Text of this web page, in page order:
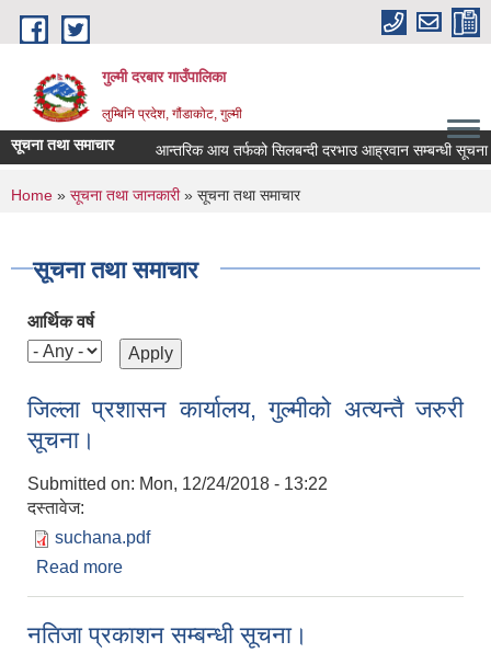
Skip to main content
गुल्मी दरबार गाउँपालिका
लुम्बिनि प्रदेश, गौंडाकोट, गुल्मी
सूचना तथा समाचार आन्तरिक आय तर्फको सिलबन्दी दरभाउ आह्रवान सम्बन्धी सूचना ।
You are here
Home » सूचना तथा जानकारी» सूचना तथा समाचार
सूचना तथा समाचार
आर्थिक वर्ष
जिल्ला प्रशासन कार्यालय, गुल्मीको अत्यन्तै जरुरी
सूचना।
Submitted on: Mon, 12/24/2018 - 13:22
दस्तावेज:
suchana.pdf
Read more
नतिजा प्रकाशन सम्बन्धी सूचना।